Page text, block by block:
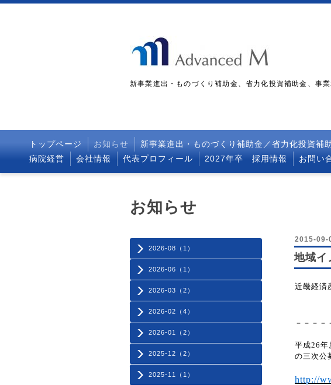
新事業進出・ものづくり補助金、省力化投資補助金、
トップページ お知らせ 新事業進出・ものづくり補助金／省力化投資補
病院経営
会社情報 代表プロフィール 2027年卒 採用情報 お問い
2026-08（1）
2026-06（1）
2026-03（2）
2026-02（4）
2026-01（2）
2025-12（2）
2025-11（1）
お知らせ
2015-09-
地域イ
近畿経済
－－－－
平成26年
の三次公
http://